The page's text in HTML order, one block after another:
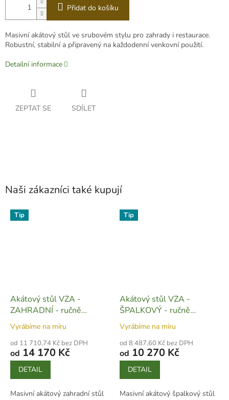
Přidat do košíku
Masivní akátový stůl ve srubovém stylu pro zahrady i restaurace.
Robustní, stabilní a připravený na každodenní venkovní použití.
Detailní informace
ZEPTAT SE SDÍLET
Naši zákazníci také kupují
Tip
Akátový stůl VZA -
ZAHRADNÍ - ručně
vyrobený - S02
Vyrábíme na míru
od 11 710,74 Kč bez DPH
od 14 170 Kč
DETAIL
Masivní akátový zahradní stůl
Tip
Akátový stůl VZA -
ŠPALKOVÝ - ručně
vyrobený - S04
Vyrábíme na míru
od 8 487,60 Kč bez DPH
od 10 270 Kč
DETAIL
Masivní akátový špalkový stůl